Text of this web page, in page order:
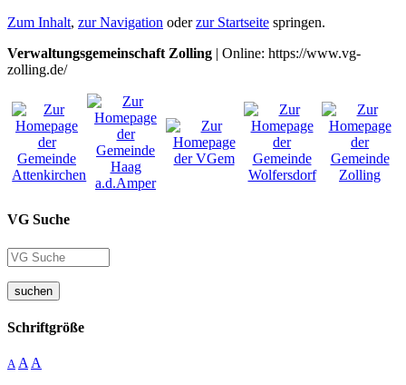
Zum Inhalt, zur Navigation oderzur Startseite springen.
Verwaltungsgemeinschaft Zolling | Online: https://www.vg-
zolling.de/
VG Suche
suchen
Schriftgröße
A A A